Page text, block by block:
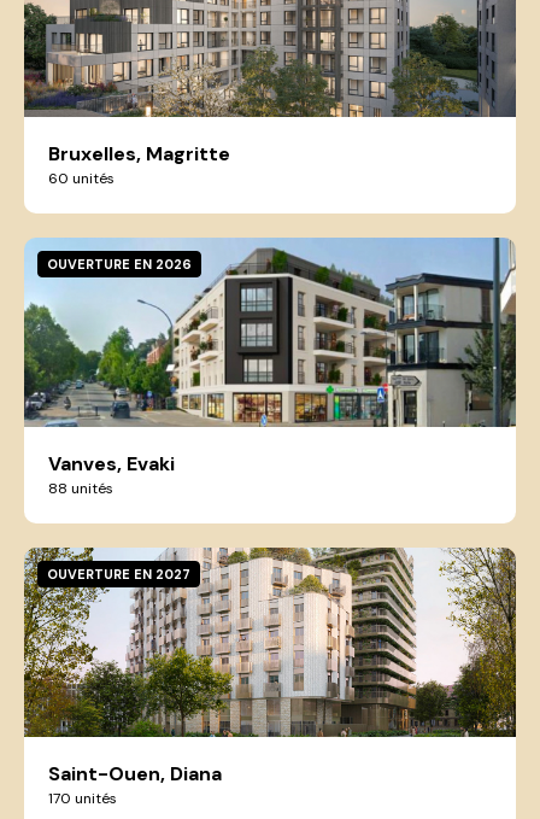
Bruxelles, Magritte
60 unités
Vanves, Evaki
88 unités
OUVERTURE EN 2026
Saint-Ouen, Diana
170 unités
OUVERTURE EN 2027